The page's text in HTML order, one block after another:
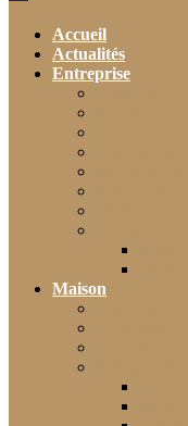
Accueil
Actualités
Entreprise
Maison